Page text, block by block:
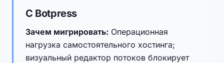
С Botpress
Зачем мигрировать: Операционная
нагрузка самостоятельного хостинга;
визуальный редактор потоков блокирует